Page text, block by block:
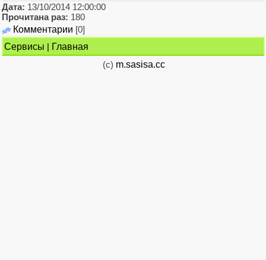
Дата: 13/10/2014 12:00:00
Прочитана раз: 180
Комментарии [0]
Сервисы | Главная
(c) m.sasisa.cc